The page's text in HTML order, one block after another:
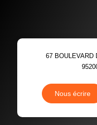
67 BOULEVARD
Nous écrire